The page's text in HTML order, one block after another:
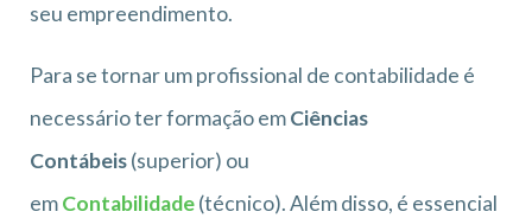
seu empreendimento.
Para se tornar um profissional de contabilidade é
necessário ter formação emCiências
Contábeis(superior) ou
emContabilidade(técnico). Além disso, é essencial